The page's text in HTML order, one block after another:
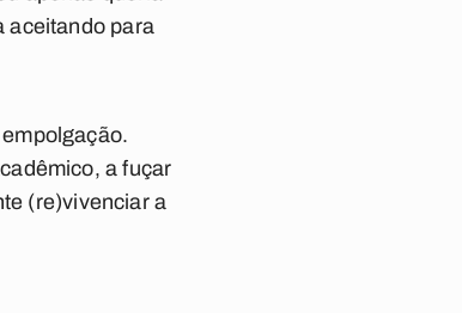
aceitando para
a fuçar
(re)vivenciar a